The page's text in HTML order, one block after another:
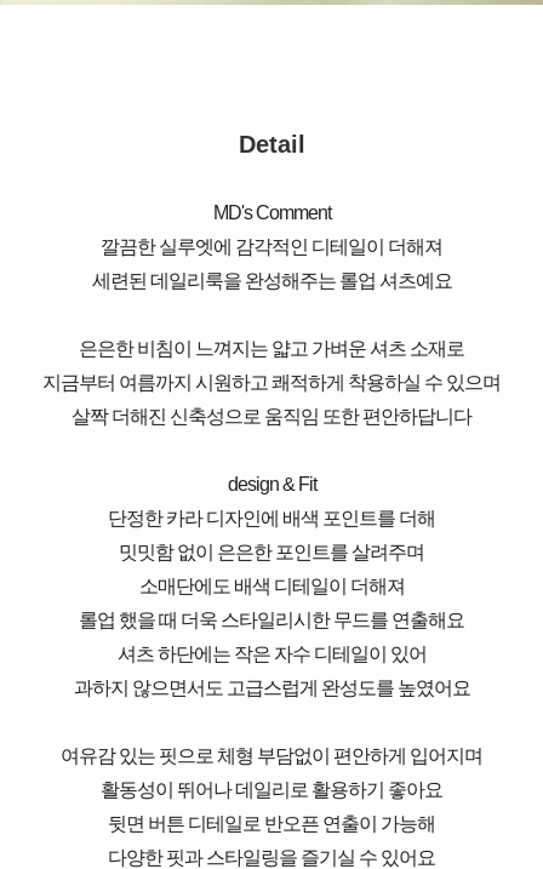
Detail
MD's Comment
깔끔한 실루엣에 감각적인 디테일이 더해져
세련된 데일리룩을 완성해주는 롤업 셔츠예요
은은한 비침이 느껴지는 얇고 가벼운 셔츠 소재로
지금부터 여름까지 시원하고 쾌적하게 착용하실 수 있으며
살짝 더해진 신축성으로 움직임 또한 편안하답니다
design & Fit
단정한 카라 디자인에 배색 포인트를 더해
밋밋함 없이 은은한 포인트를 살려주며
소매단에도 배색 디테일이 더해져
롤업 했을 때 더욱 스타일리시한 무드를 연출해요
셔츠 하단에는 작은 자수 디테일이 있어
과하지 않으면서도 고급스럽게 완성도를 높였어요
여유감 있는 핏으로 체형 부담없이 편안하게 입어지며
활동성이 뛰어나 데일리로 활용하기 좋아요
뒷면 버튼 디테일로 반오픈 연출이 가능해
다양한 핏과 스타일링을 즐기실 수 있어요